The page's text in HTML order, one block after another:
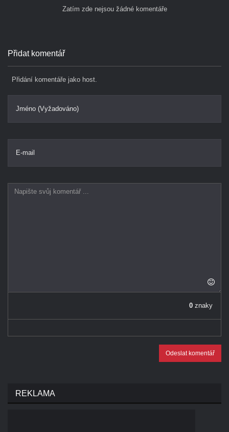
Zatím zde nejsou žádné komentáře
Přidat komentář
Přidání komentáře jako host.
Jméno (Vyžadováno)
E-mail
0 znaky
Odeslat komentář
REKLAMA